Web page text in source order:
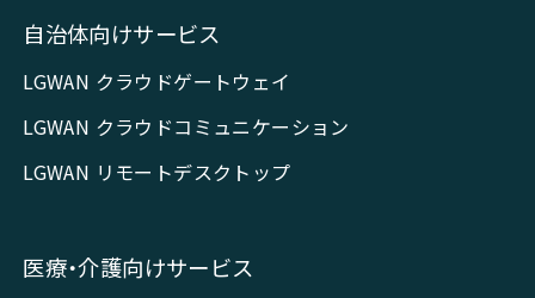
自治体向けサービス
LGWAN クラウドゲートウェイ
LGWAN クラウドコミュニケーション
LGWAN リモートデスクトップ
医療・介護向けサービス